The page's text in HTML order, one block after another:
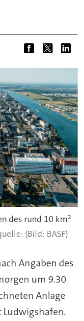
des rund 10 km²
(Bild: BASF)
Angaben des
um 9.30
Anlage
Ludwigshafen.